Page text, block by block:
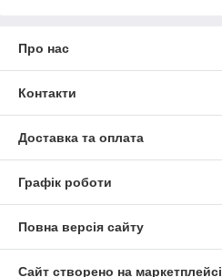
Про нас
Контакти
Доставка та оплата
Графік роботи
Повна версія сайту
Сайт створено на маркетплейсі